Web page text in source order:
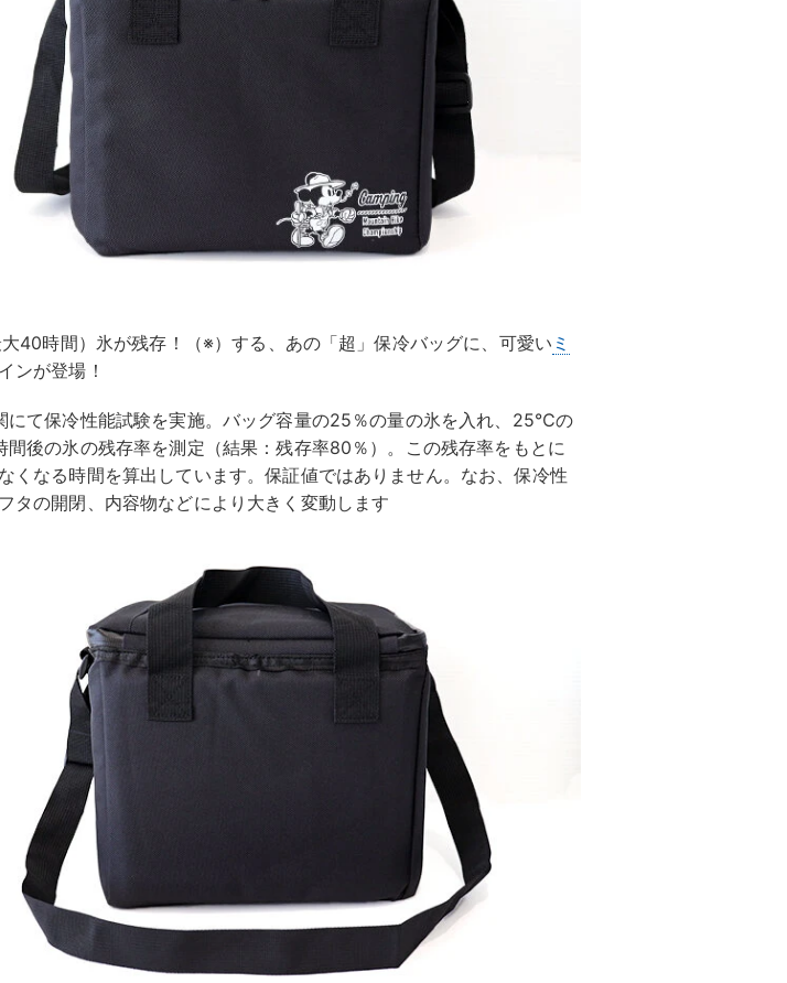
40時間）氷が残存！（※）する、あの「超」保冷バッグに、可愛い ミ
ンが登場！
にて保冷性能試験を実施。バッグ容量の25％の量の氷を入れ、25℃の
間後の氷の残存率を測定（結果：残存率80％）。この残存率をもとに
くなる時間を算出しています。保証値ではありません。なお、保冷性
タの開閉、内容物などにより大きく変動します